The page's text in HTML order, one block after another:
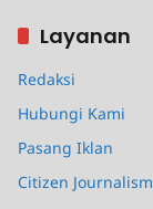
Layanan
Redaksi
Hubungi Kami
Pasang Iklan
Citizen Journalism